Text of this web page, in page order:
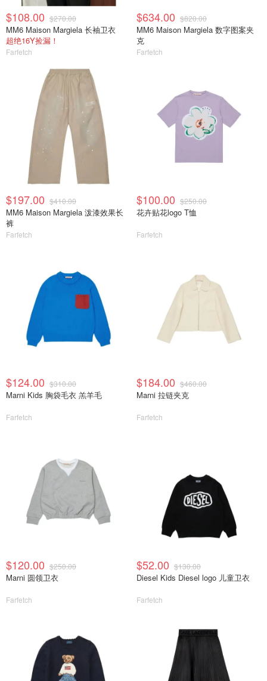
$108.00 $270.00
MM6 Maison Margiela 长袖卫衣
超绝16Y捡漏！
Farfetch
$634.00 $820.00
MM6 Maison Margiela 数字图案夹
克
Farfetch
$197.00 $410.00
MM6 Maison Margiela 泼漆效果长
裤
Farfetch
$100.00 $250.00
花卉贴花logo T恤
Farfetch
$124.00 $310.00
Marni Kids 胸袋毛衣 羔羊毛
Farfetch
$184.00 $460.00
Marni 拉链夹克
Farfetch
$120.00 $250.00
Marni 圆领卫衣
Farfetch
$52.00 $130.00
Diesel Kids Diesel logo 儿童卫衣
Farfetch